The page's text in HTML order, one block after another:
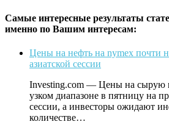
Самые интересные результаты
именно по Вашим интересам:
Цены на нефть на nymex почти
азиатской сессии
Investing.com — Цены на сырую
узком диапазоне в пятницу на
сессии, а инвесторы ожидают
количестве…